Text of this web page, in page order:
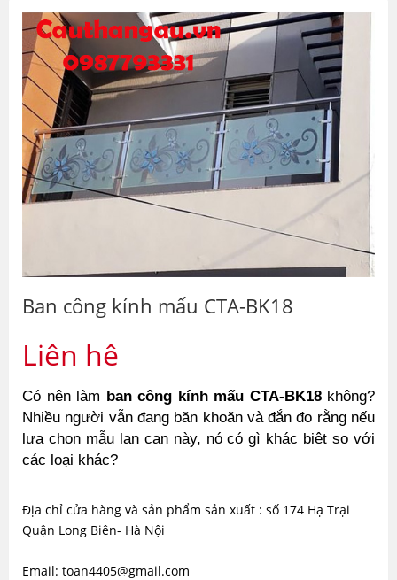
Ban công kính mấu CTA-BK18
Liên hệ
Có nên làm ban công kính mấu CTA-BK18 không?
Nhiều người vẫn đang băn khoăn và đắn đo rằng nếu
lựa chọn mẫu lan can này, nó có gì khác biệt so với
các loại khác?
Địa chỉ cửa hàng và sản phẩm sản xuất : số 174 Hạ Trại
Quận Long Biên- Hà Nội
Email: toan4405@gmail.com